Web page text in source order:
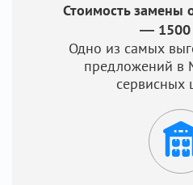
Стоимость замены
— 1500
Одно из самых
предложений в
сервисных